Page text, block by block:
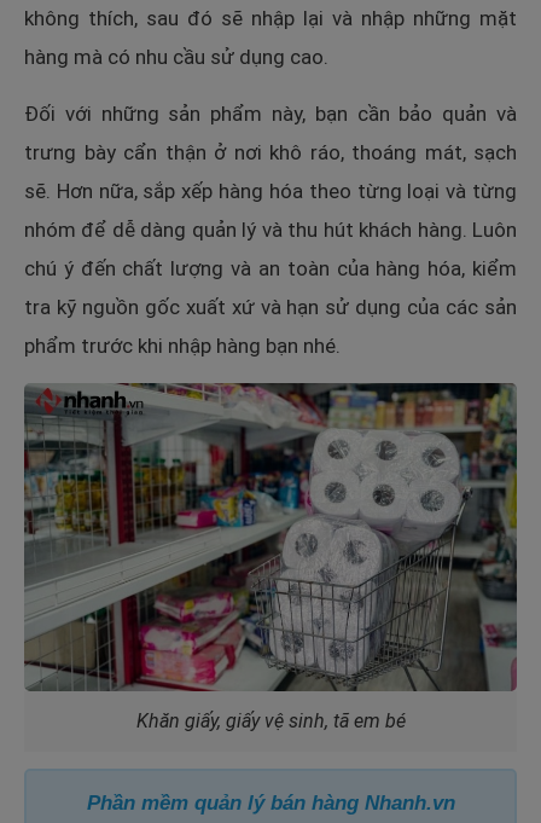
không thích, sau đó sẽ nhập lại và nhập những mặt
hàng mà có nhu cầu sử dụng cao.
Đối với những sản phẩm này, bạn cần bảo quản và
trưng bày cẩn thận ở nơi khô ráo, thoáng mát, sạch
sẽ. Hơn nữa, sắp xếp hàng hóa theo từng loại và từng
nhóm để dễ dàng quản lý và thu hút khách hàng. Luôn
chú ý đến chất lượng và an toàn của hàng hóa, kiểm
tra kỹ nguồn gốc xuất xứ và hạn sử dụng của các sản
phẩm trước khi nhập hàng bạn nhé.
Khăn giấy, giấy vệ sinh, tã em bé
Phần mềm quản lý bán hàng Nhanh.vn